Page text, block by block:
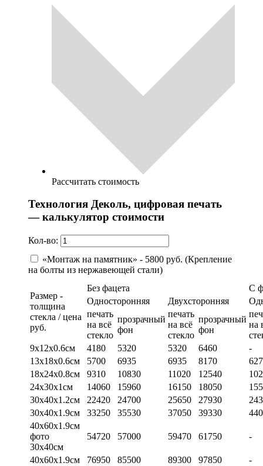
Рассчитать стоимость
Технология Деколь, цифровая печать
— калькулятор стоимости
Кол-во:
«Монтаж на памятник» - 5800 руб. (Крепление
на болты из нержавеющей стали)
Размер -
толщина
стекла / цена
руб.
Без фацета
С
Односторонняя
Двухсторонняя
печать
на всё
стекло
прозрачный
фон
печать
на всё
стекло
прозрачный
фон
на
9х12х0.6см
4180 5320 5320 6460
-
13х18х0.6см
5700 6935 6935 8170
18х24х0.8см
9310 10830 11020 12540
24х30х1см
14060 15960 16150 18050
30х40х1.2см
22420 24700 25650 27930
30х40х1.9см
33250 35530 37050 39330
40х60х1.9см
фото
30х40см
54720 57000 59470 61750 -
40х60х1.9см 76950 85500 89300 97850
-